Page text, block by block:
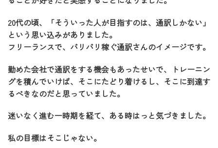
20代の頃、「そういった人が目指すのは、通訳しかない」
という思い込みがありました。
フリーランスで、バリバリ稼ぐ通訳さんのイメージです。
勤めた会社で通訳をする機会もあったせいで、トレーニン
グを積んでいけば、そこにたどり着けるし、そこに到達す
るべきなのだと思っていました。
迷いなく進む一時期を経て、ある時はっと気づきました。
私の目標はそこじゃない。